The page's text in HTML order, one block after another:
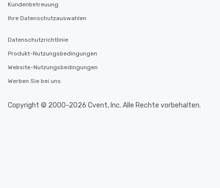
Kundenbetreuung
Ihre Datenschutzauswahlen
Datenschutzrichtlinie
Produkt-Nutzungsbedingungen
Website-Nutzungsbedingungen
Werben Sie bei uns
Copyright © 2000-2026 Cvent, Inc. Alle Rechte vorbehalten.